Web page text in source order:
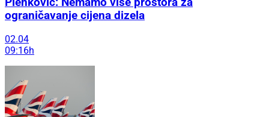
ograničavanje cijena dizela
02.04
09:16h